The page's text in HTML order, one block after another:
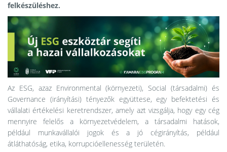
felkészüléshez.
Az ESG, azaz Environmental (környezeti), Social (társadalmi) és
Governance (irányítási) tényezők együttese, egy befektetési és
vállalati értékelési keretrendszer, amely azt vizsgálja, hogy egy cég
mennyire felelős a környezetvédelem, a társadalmi hatások,
például munkavállalói jogok és a jó cégirányítás, például
átláthatóság, etika, korrupcióellenesség területén.